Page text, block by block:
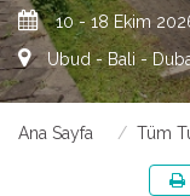
10 - 18 Ekim
Ubud - Bali -
Ana Sayfa Tüm